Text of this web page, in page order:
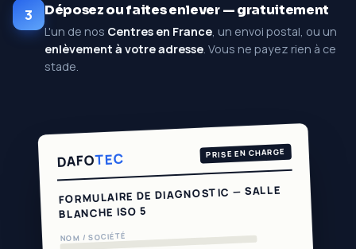
3 Déposez ou faites enlever — gratuitement
L'un de nos Centres en France , un envoi postal, ou un
enlèvement à votre adresse . Vous ne payez rien à ce
stade.
DAFOTEC PRISE EN CHARGE
FORMULAIRE DE DIAGNOSTIC — SALLE
BLANCHE ISO 5
NOM / SOCIÉTÉ